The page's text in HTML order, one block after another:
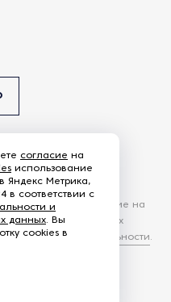
защищены
вы даете согласие на
пользовательских
конфиденциальности.
согласие на
использование
Яндекс Метрика,
в соответствии с
и
данных. Вы
cookies в